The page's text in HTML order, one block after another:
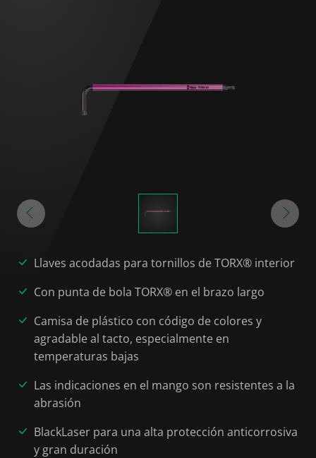
Llaves acodadas para tornillos de TORX® interior
Con punta de bola TORX® en el brazo largo
Camisa de plástico con código de colores y
agradable al tacto, especialmente en
temperaturas bajas
Las indicaciones en el mango son resistentes a la
abrasión
BlackLaser para una alta protección anticorrosiva
y gran duración